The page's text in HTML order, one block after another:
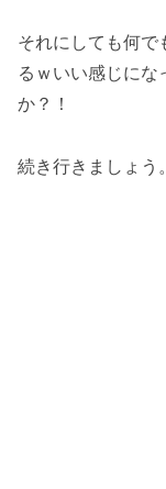
それにしても何で
るｗいい感じに
か？！
続き行きましょう。